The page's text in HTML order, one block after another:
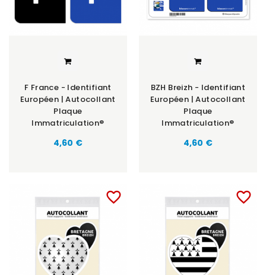
F France - Identifiant
Européen | Autocollant
Plaque
Immatriculation®
Prix
4,60 €
BZH Breizh - Identifiant
Européen | Autocollant
Plaque
Immatriculation®
Prix
4,60 €
favorite_border favorite_border